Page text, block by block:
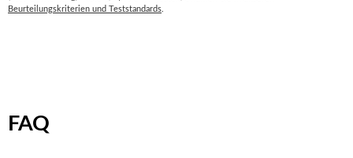
Beurteilungskriterien und Teststandards
FAQ